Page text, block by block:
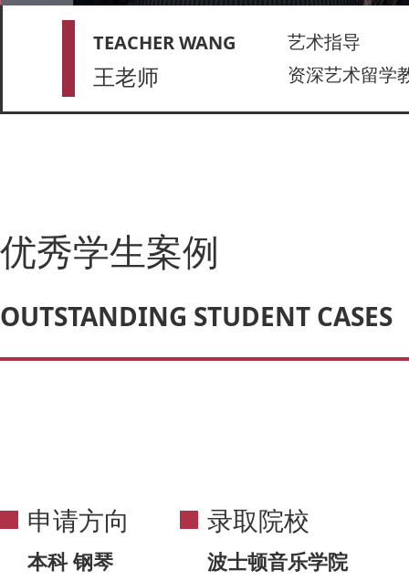
TEACHER WANG
王老师
艺术指导
资深艺术留学
优秀学生案例
OUTSTANDING STUDENT CASES
申请方向
本科 钢琴
录取院校
波士顿音乐学院